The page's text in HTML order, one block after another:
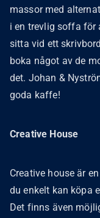
massor med
i en trevlig soffa för
sitta vid ett
boka något av de
det. Johan &
goda kaffe!
Creative House
Creative house är
du enkelt kan köpa
Det finns även